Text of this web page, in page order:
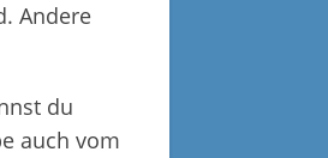
Andere
du
auch vom